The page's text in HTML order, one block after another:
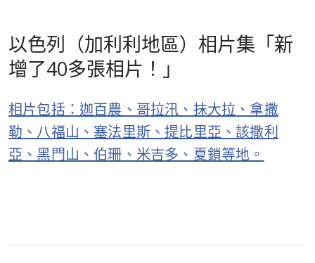
以色列（加利利地區）相片集「新
增了40多張相片！」
相片包括：迦百農、哥拉汛、抹大拉、拿撒
勒、八福山、塞法里斯、提比里亞、該撒利
亞、黑門山、伯珊、米吉多、夏鎖等地。